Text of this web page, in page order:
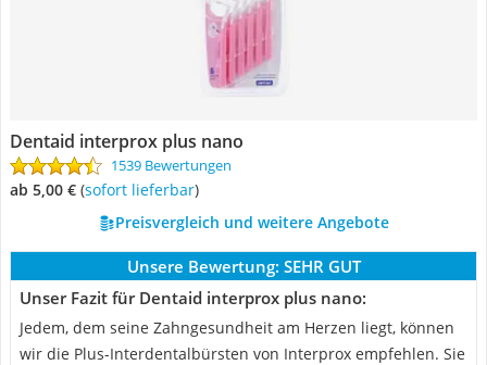
Dentaid interprox plus nano
1539 Bewertungen
ab 5,00 € ( Sofort lieferbar)
Preisvergleich und weitere Angebote
Unsere Bewertung: SEHR GUT
Unser Fazit für Dentaid interprox plus nano:
Jedem, dem seine Zahngesundheit am Herzen liegt, können
wir die Plus-Interdentalbürsten von Interprox empfehlen. Sie